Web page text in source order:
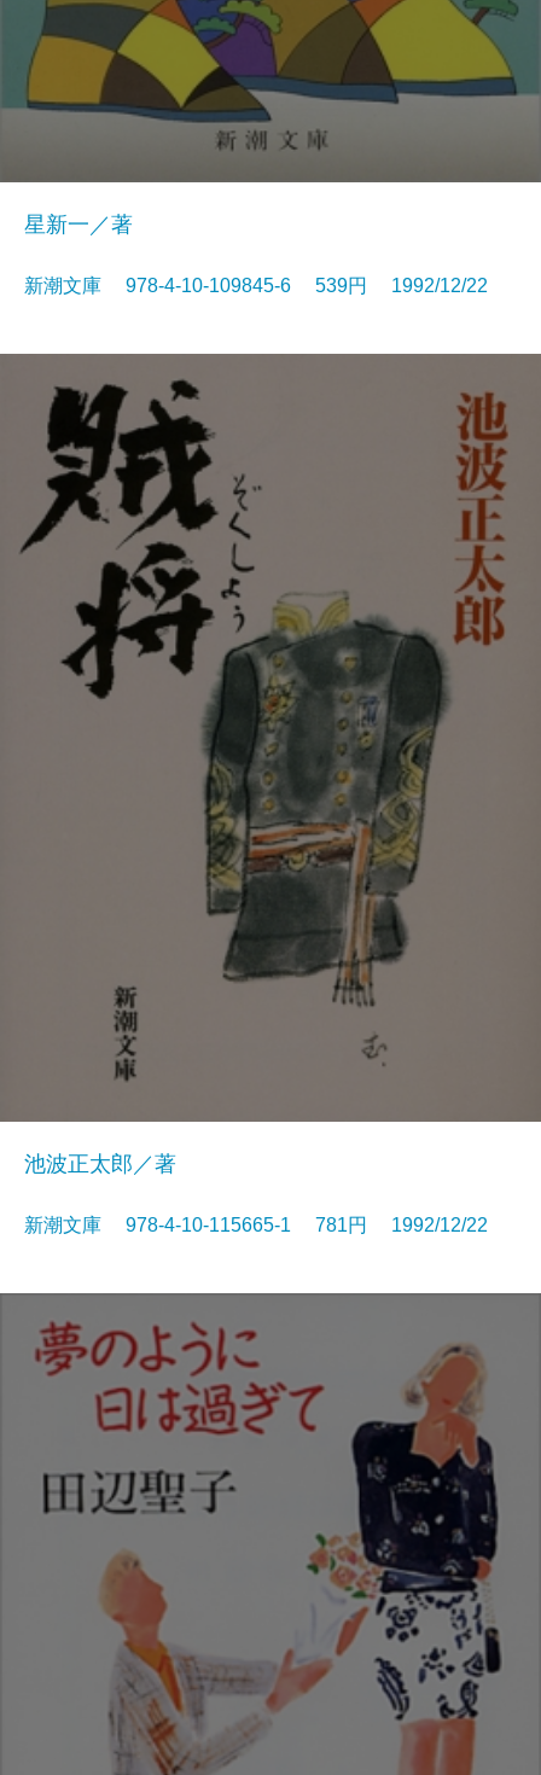
星新一／著
新潮文庫 978-4-10-109845-6 539円 1992/12/22
池波正太郎／著
新潮文庫 978-4-10-115665-1 781円 1992/12/22